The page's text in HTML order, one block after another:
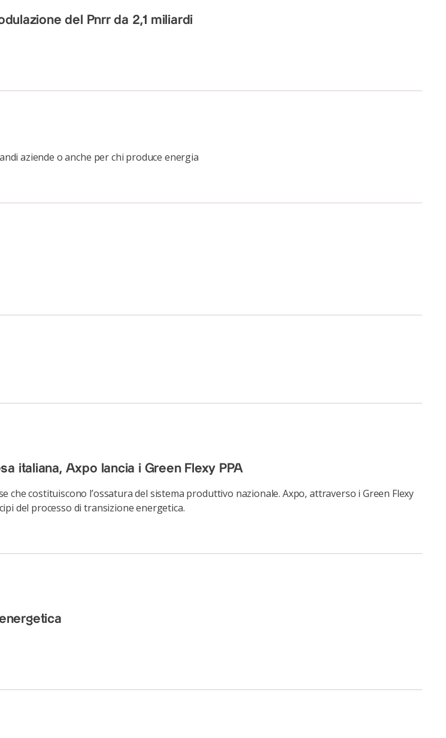
del Pnrr da 2,1 miliardi
aziende o anche per chi produce energia
italiana, Axpo lancia i Green Flexy PPA
costituiscono l’ossatura del sistema produttivo nazionale. Axpo, attraverso i Green Flexy
del processo di transizione energetica.